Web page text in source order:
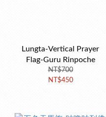
Lungta-Vertical Prayer
Flag-Guru Rinpoche
NT$700
NT$450